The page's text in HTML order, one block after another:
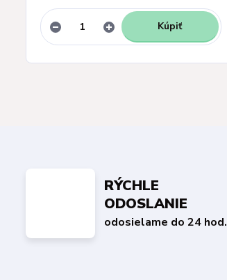
Kúpiť
RÝCHLE
ODOSLANIE
odosielame do 24 hod.